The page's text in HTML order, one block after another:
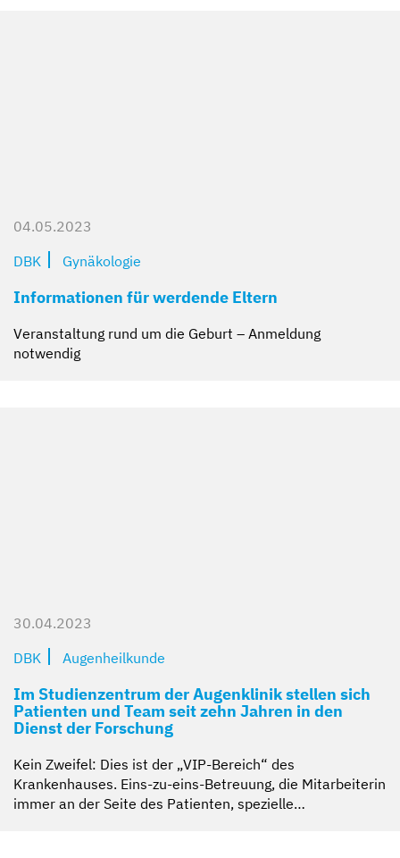
04.05.2023
DBK
Gynäkologie
Informationen für werdende Eltern
Veranstaltung rund um die Geburt – Anmeldung
notwendig
30.04.2023
DBK
Augenheilkunde
Im Studienzentrum der Augenklinik stellen sich
Patienten und Team seit zehn Jahren in den
Dienst der Forschung
Kein Zweifel: Dies ist der „VIP-Bereich“ des
Krankenhauses. Eins-zu-eins-Betreuung, die Mitarbeiterin
immer an der Seite des Patienten, spezielle…